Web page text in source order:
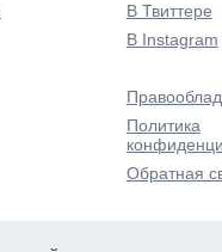
В Твиттере
В Instagram
Политика
Обратная